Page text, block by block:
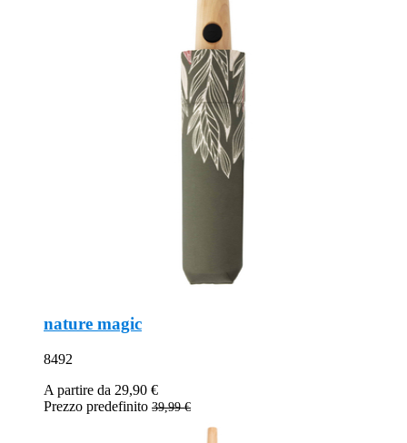
nature magic
8492
A partire da 29,90 €
Prezzo predefinito 39,99 €